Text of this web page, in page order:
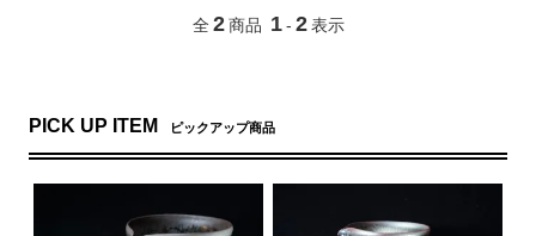
全 2 商品 1 - 2 表示
PICK UP ITEM ピックアップ商品